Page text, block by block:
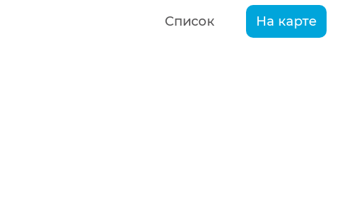
Список На карте